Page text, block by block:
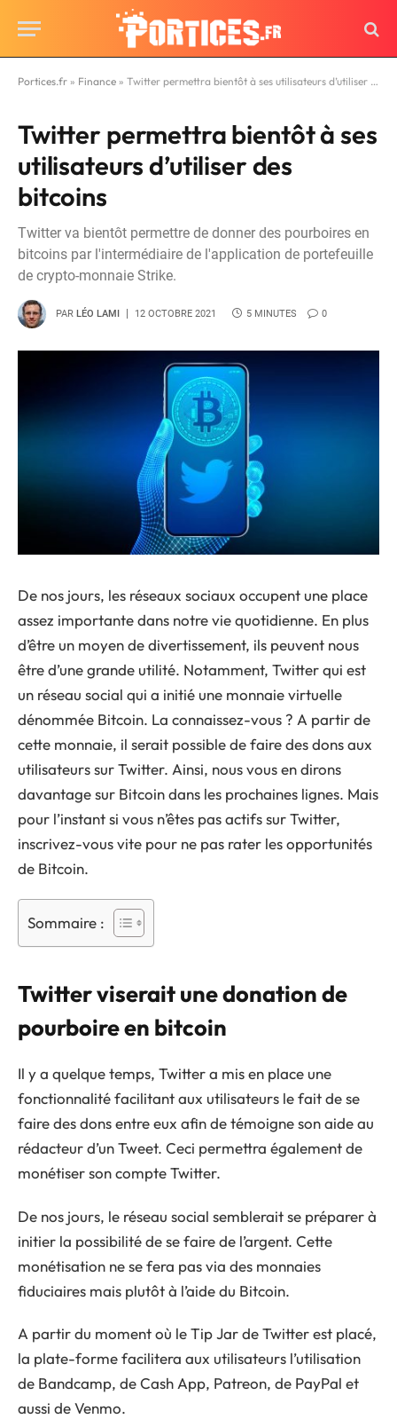
Portices.fr » Finance » Twitter permettra bientôt à ses utilisateurs d’utiliser des bitcoins
Twitter permettra bientôt à ses
utilisateurs d’utiliser des
bitcoins
Twitter va bientôt permettre de donner des pourboires en
bitcoins par l'intermédiaire de l'application de portefeuille
de crypto-monnaie Strike.
PAR LÉO LAMI 12 OCTOBRE 2021 5 MINUTES 0
De nos jours, les réseaux sociaux occupent une place
assez importante dans notre vie quotidienne. En plus
d’être un moyen de divertissement, ils peuvent nous
être d’une grande utilité. Notamment, Twitter qui est
un réseau social qui a initié une monnaie virtuelle
dénommée Bitcoin. La connaissez-vous ? A partir de
cette monnaie, il serait possible de faire des dons aux
utilisateurs sur Twitter. Ainsi, nous vous en dirons
davantage sur Bitcoin dans les prochaines lignes. Mais
pour l’instant si vous n’êtes pas actifs sur Twitter,
inscrivez-vous vite pour ne pas rater les opportunités
de Bitcoin.
Sommaire :
Twitter viserait une donation de
pourboire en bitcoin
Il y a quelque temps, Twitter a mis en place une
fonctionnalité facilitant aux utilisateurs le fait de se
faire des dons entre eux afin de témoigne son aide au
rédacteur d’un Tweet. Ceci permettra également de
monétiser son compte Twitter.
De nos jours, le réseau social semblerait se préparer à
initier la possibilité de se faire de l’argent. Cette
monétisation ne se fera pas via des monnaies
fiduciaires mais plutôt à l’aide du Bitcoin.
A partir du moment où le Tip Jar de Twitter est placé,
la plate-forme facilitera aux utilisateurs l’utilisation
de Bandcamp, de Cash App, Patreon, de PayPal et
aussi de Venmo.